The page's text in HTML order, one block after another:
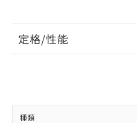
定格/性能
種類